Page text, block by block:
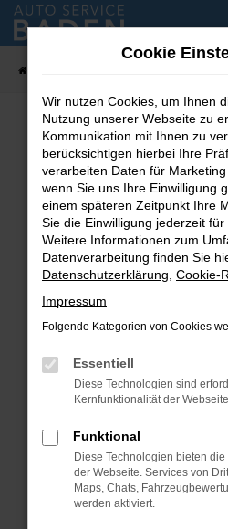
Zum
Hauptinhalt
Fehler: Network
Beim Laden ist ein Fehler
Hier sind ein paar Tipps, die
Überprüfe deine
Internetverbindung.
Laden andere Webseiten,
Suchmaschine?
Prüfe deine
können das Laden
verhindern. Funktioniert
Fenster?
Starte dein Gerät neu.
Das kann manchmal
Probleme zu beheben.
Cookie
Wir nutzen Cookies, um Ihnen
Nutzung unserer Webseite zu
Kommunikation mit Ihnen zu
berücksichtigen hierbei Ihre
verarbeiten Daten für
wenn Sie uns Ihre Einwilligung
einem späteren Zeitpunkt Ihre
Sie die Einwilligung jederzeit
Weitere Informationen zum
Datenverarbeitung finden Sie
Datenschutzerklärung Cookie-
Impressum
Folgende Kategorien von Cookies
Essentiell
Diese Technologien sind
Kernfunktionalität der
Funktional
Diese Technologien bieten
der Webseite. Services von
Maps, Chats,
werden aktiviert.